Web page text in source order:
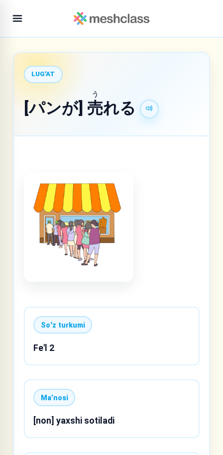
LUG'AT
[パンが] 売
う
れる
Soʻz turkumi
Fe'l 2
Maʼnosi
[non] yaxshi sotiladi